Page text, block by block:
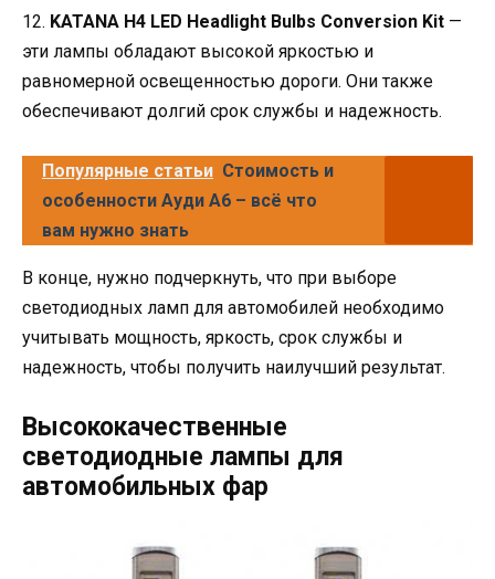
12. KATANA H4 LED Headlight Bulbs Conversion Kit —
эти лампы обладают высокой яркостью и
равномерной освещенностью дороги. Они также
обеспечивают долгий срок службы и надежность.
Популярные статьи Стоимость и
особенности Ауди А6 – всё что
вам нужно знать
В конце, нужно подчеркнуть, что при выборе
светодиодных ламп для автомобилей необходимо
учитывать мощность, яркость, срок службы и
надежность, чтобы получить наилучший результат.
Высококачественные
светодиодные лампы для
автомобильных фар